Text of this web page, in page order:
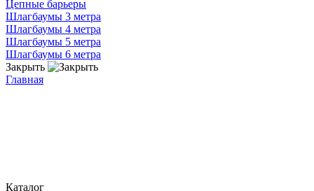
Цепные барьеры
Шлагбаумы 3 метра
Шлагбаумы 4 метра
Шлагбаумы 5 метра
Шлагбаумы 6 метра
Закрыть
Главная
Каталог